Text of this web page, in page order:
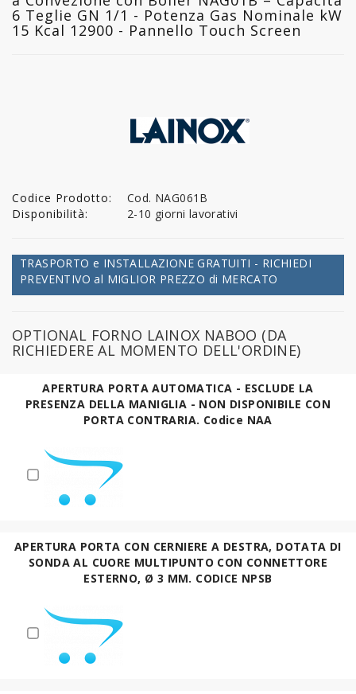
6 Teglie GN 1/1 - Potenza Gas Nominale kW
15 Kcal 12900 - Pannello Touch Screen
Codice Prodotto:
Cod. NAG061B
Disponibilità:
2-10 giorni lavorativi
TRASPORTO e INSTALLAZIONE GRATUITI - RICHIEDI
PREVENTIVO al MIGLIOR PREZZO di MERCATO
OPTIONAL FORNO LAINOX NABOO (DA
RICHIEDERE AL MOMENTO DELL'ORDINE)
APERTURA PORTA AUTOMATICA - ESCLUDE LA
PRESENZA DELLA MANIGLIA - NON DISPONIBILE CON
PORTA CONTRARIA. Codice NAA
APERTURA PORTA CON CERNIERE A DESTRA, DOTATA DI
SONDA AL CUORE MULTIPUNTO CON CONNETTORE
ESTERNO, Ø 3 MM. CODICE NPSB